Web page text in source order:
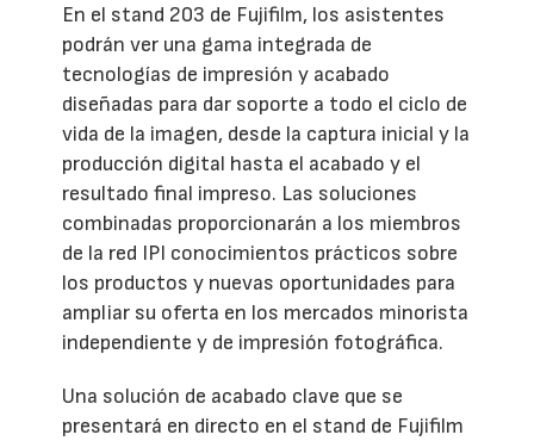
En el stand 203 de Fujifilm, los asistentes
podrán ver una gama integrada de
tecnologías de impresión y acabado
diseñadas para dar soporte a todo el ciclo de
vida de la imagen, desde la captura inicial y la
producción digital hasta el acabado y el
resultado final impreso. Las soluciones
combinadas proporcionarán a los miembros
de la red IPI conocimientos prácticos sobre
los productos y nuevas oportunidades para
ampliar su oferta en los mercados minorista
independiente y de impresión fotográfica.
Una solución de acabado clave que se
presentará en directo en el stand de Fujifilm